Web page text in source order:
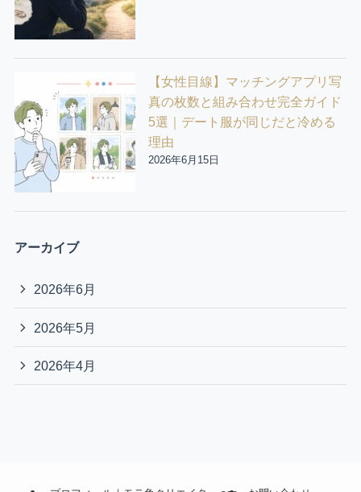
【女性目線】マッチングアプリ写
真の枚数と組み合わせ完全ガイド
5選｜デート服が同じだと冷める
理由
2026年6月15日
アーカイブ
2026年6月
2026年5月
2026年4月